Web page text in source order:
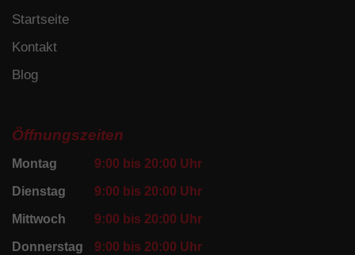
Startseite
Kontakt
Blog
Öffnungszeiten
Montag 9:00 bis 20:00 Uhr
Dienstag 9:00 bis 20:00 Uhr
Mittwoch 9:00 bis 20:00 Uhr
Donnerstag 9:00 bis 20:00 Uhr